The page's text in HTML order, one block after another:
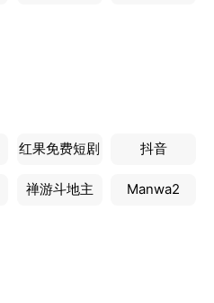
红果免费短剧 抖音
禅游斗地主 Manwa2